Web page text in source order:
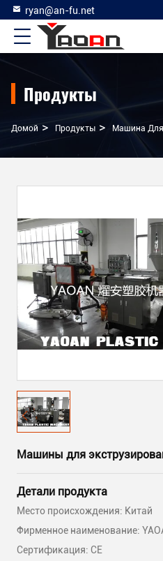
ryan@an-fu.net
Продукты
Домой > Продукты > Машина Для
Машины для
Детали продукта
Место происхождения: Китай
Фирменное наименование:
Сертификация: CE